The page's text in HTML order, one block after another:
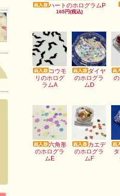
ハートのホログラムP
165円(税込)
コウモ
リのホログ
ラムA
ダイヤ
のホログラ
ムD
六角形
のホログラ
ムE
カエデ
のホログラ
ムF